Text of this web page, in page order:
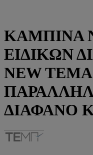
ΚΑΜΠΙΝΑ
ΕΙΔΙΚΩΝ
NEW
ΔΙΑΦΑΝΟ